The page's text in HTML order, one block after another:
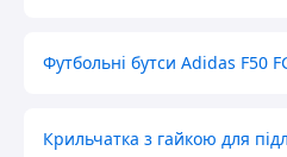
Футбольні бутси Adidas F50
Крильчатка з гайкою для